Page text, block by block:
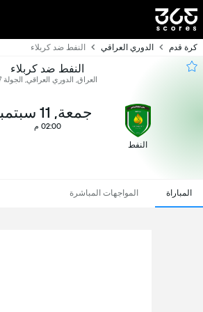
كرة قدم الدوري العراقي النفط ضد كربلاء
النفط ضد كربلاء
العراق, الدوري العراقي, الجولة 7
النفط
جمعة, 11 سبتمبر
02:00 م
المباراة المواجهات المباشرة